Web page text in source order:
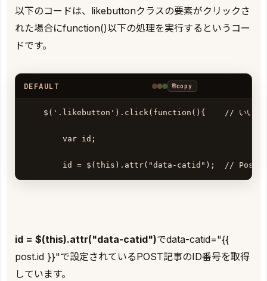
以下のコードは、likebuttonクラスの要素がクリックさ
れた場合にfunction()以下の処理を実行するというコー
ドです。
DEFAULT ⎘copy
$('.likebutton').click(function(){    // いいねボ
        var id;
id = $(this).attr("data-catid");  // Postテ
id = $(this).attr("data-catid")でdata-catid="{{
post.id }}"で設定されているPOST記事のID番号を取得
しています。